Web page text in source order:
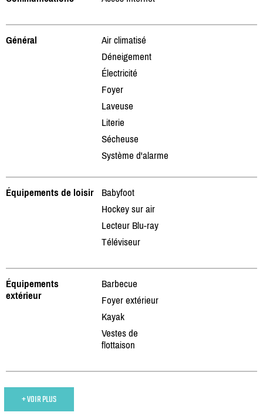
Général
Air climatisé
Déneigement
Électricité
Foyer
Laveuse
Literie
Sécheuse
Système d'alarme
Équipements de loisir
Babyfoot
Hockey sur air
Lecteur Blu-ray
Téléviseur
Équipements
extérieur
Barbecue
Foyer extérieur
Kayak
Vestes de
flottaison
+ VOIR PLUS